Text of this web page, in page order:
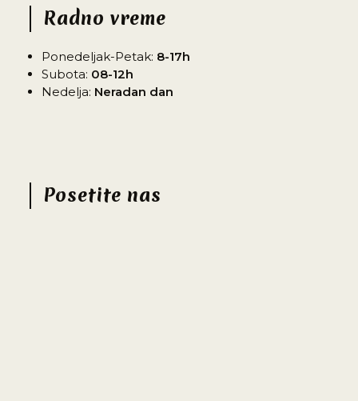
Radno vreme
Ponedeljak-Petak: 8-17h
Subota: 08-12h
Nedelja: Neradan dan
Posetite nas